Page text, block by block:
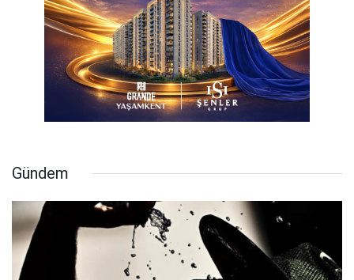
Gündem